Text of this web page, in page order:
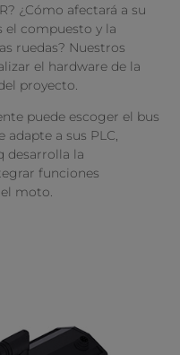
¿Cómo afectará a su
el compuesto y la
ruedas? Nuestros
el hardware de la
proyecto.
puede escoger el bus
a sus PLC,
desarrolla la
funciones
moto.